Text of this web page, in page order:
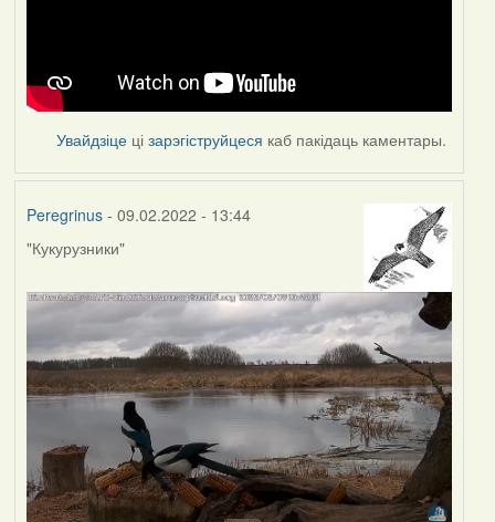
Увайдзіце цізарэгіструйцеся каб пакідаць каментары.
Peregrinus- 09.02.2022 - 13:44
"Кукурузники"